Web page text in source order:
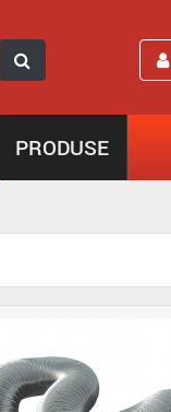
PRODUSE